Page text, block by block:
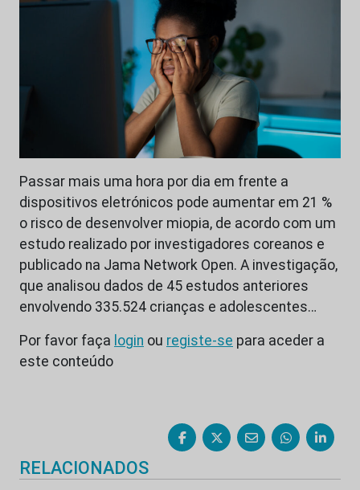
Passar mais uma hora por dia em frente a
dispositivos eletrónicos pode aumentar em 21 %
o risco de desenvolver miopia, de acordo com um
estudo realizado por investigadores coreanos e
publicado na Jama Network Open. A investigação,
que analisou dados de 45 estudos anteriores
envolvendo 335.524 crianças e adolescentes…
Por favor faça login ou registe-se para aceder a
este conteúdo
RELACIONADOS